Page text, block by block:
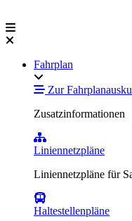
Fahrplan
Zur
Zusatzinformationen
Liniennetzpläne
Liniennetzpläne für
Haltestellenpläne